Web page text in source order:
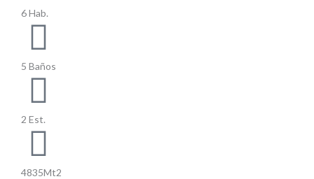
6 Hab.
5 Baños
2 Est.
4835Mt2